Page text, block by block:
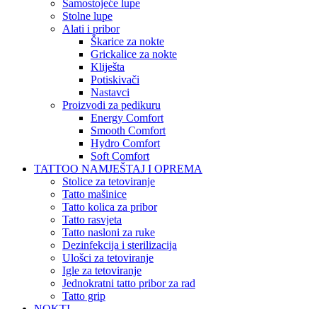
Samostojeće lupe
Stolne lupe
Alati i pribor
Škarice za nokte
Grickalice za nokte
Kliješta
Potiskivači
Nastavci
Proizvodi za pedikuru
Energy Comfort
Smooth Comfort
Hydro Comfort
Soft Comfort
TATTOO NAMJEŠTAJ I OPREMA
Stolice za tetoviranje
Tatto mašinice
Tatto kolica za pribor
Tatto rasvjeta
Tatto nasloni za ruke
Dezinfekcija i sterilizacija
Ulošci za tetoviranje
Igle za tetoviranje
Jednokratni tatto pribor za rad
Tatto grip